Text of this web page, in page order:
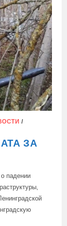
/
ЗА
падении